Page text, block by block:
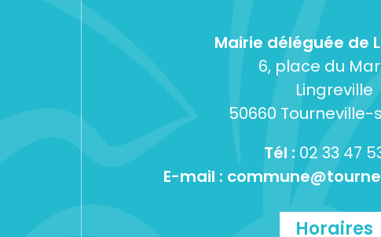
Mairie déléguée de
6, place du
Lingreville
50660
Tél : 02 33 47
E-mail :
Horaires